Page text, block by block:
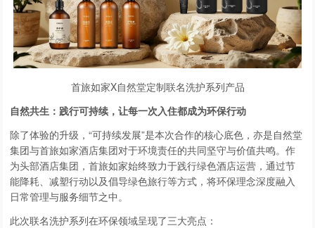
首旅如家X自然堂定制联名洗护系列产品
自然共生：践行可持续，让每一次入住都成为环保行动
除了体验的升级，“可持续发展”是本次合作的核心底色，亦是自然堂
集团与首旅如家酒店集团对于环境责任的共同坚守与价值共鸣。作
为头部酒店集团，首旅如家始终致力于践行绿色酒店运营，通过节
能降耗、减塑行动以及倡导绿色旅行等方式，将环保理念深度融入
日常管理与服务细节之中。
此次联名洗护系列在环保领域呈现了三大亮点：